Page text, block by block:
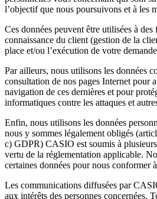
l’objectif que nous poursuivons et à les
Ces données peuvent être utilisées à
connaissance du client (gestion de la
place et/ou l’exécution de votre
Par ailleurs, nous utilisons les données
consultation de nos pages Internet pour
navigation de ces dernières et pour
informatiques contre les attaques et
Enfin, nous utilisons les données
nous y sommes légalement obligés
c) GDPR) CASIO est soumis à
vertu de la réglementation applicable.
certaines données pour nous conformer
Les communications diffusées par
aux intérêts des personnes concernées.